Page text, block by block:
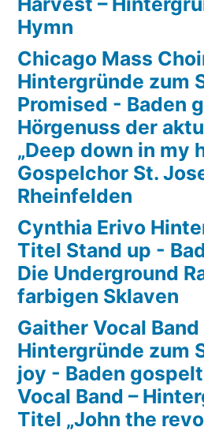
Hymn
Chicago Mass
Hintergründe zum
Promised - Baden
Hörgenuss der
„Deep down in my
Gospelchor St.
Rheinfelden
Cynthia Erivo
Titel Stand up -
Die Underground
farbigen Sklaven
Gaither Vocal Band
Hintergründe zum
joy - Baden gospelt
Vocal Band –
Titel „John the